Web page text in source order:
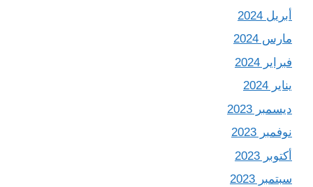
أبريل 2024
مارس 2024
فبراير 2024
يناير 2024
ديسمبر 2023
نوفمبر 2023
أكتوبر 2023
سبتمبر 2023